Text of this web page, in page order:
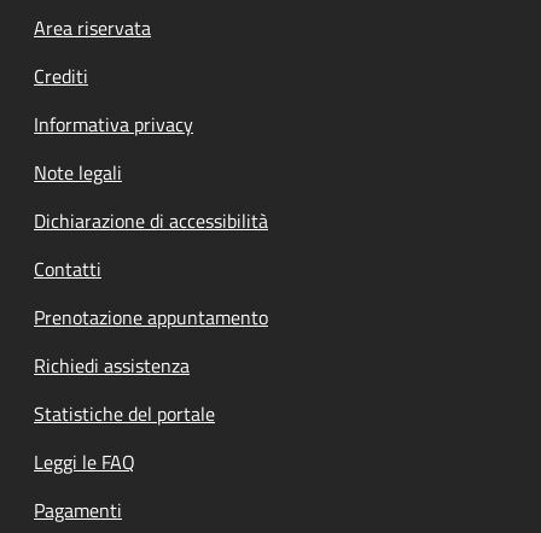
Footer menu
Area riservata
Crediti
Informativa privacy
Note legali
Dichiarazione di accessibilità
Contatti
Prenotazione appuntamento
Richiedi assistenza
Statistiche del portale
Leggi le FAQ
Pagamenti